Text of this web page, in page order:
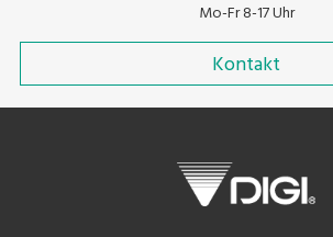
Mo-Fr 8-17 Uhr
Kontakt